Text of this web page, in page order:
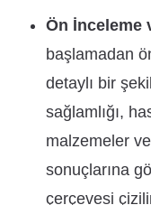
Ön İnceleme
başlamadan
detaylı bir
sağlamlığı,
malzemeler
sonuçlarına
çerçevesi